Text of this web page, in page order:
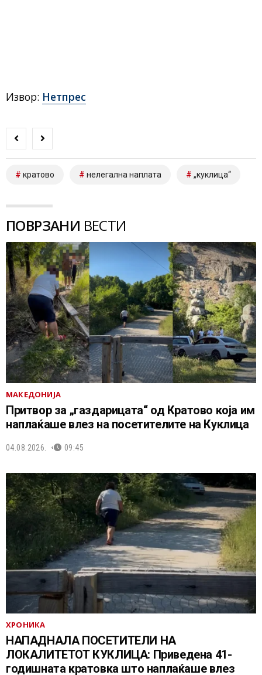
Извор: Нетпрес
кратово нелегална наплата „куклица“
ПОВРЗАНИ ВЕСТИ
МАКЕДОНИЈА
Притвор за „газдарицата“ од Кратово која им
наплаќаше влез на посетителите на Куклица
04.08.2026. 09:45
ХРОНИКА
НАПАДНАЛА ПОСЕТИТЕЛИ НА
ЛОКАЛИТЕТОТ КУКЛИЦА: Приведена 41-
годишната кратовка што наплаќаше влез